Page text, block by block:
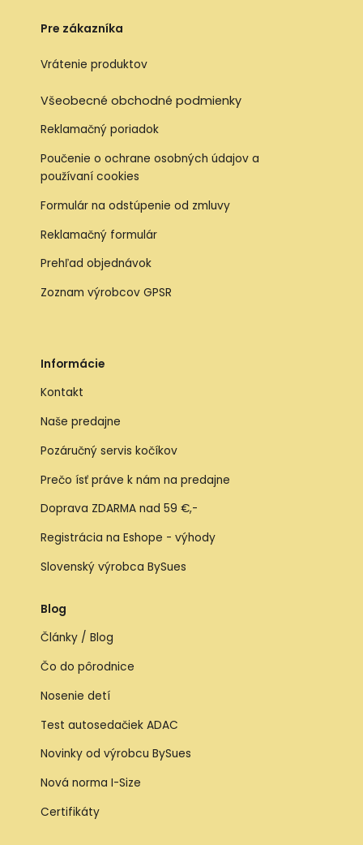
Pre zákazníka
Vrátenie produktov
Všeobecné obchodné podmienky
Reklamačný poriadok
Poučenie o ochrane osobných údajov a
používaní cookies
Formulár na odstúpenie od zmluvy
Reklamačný formulár
Prehľad objednávok
Zoznam výrobcov GPSR
Informácie
Kontakt
Naše predajne
Pozáručný servis kočíkov
Prečo ísť práve k nám na predajne
Doprava ZDARMA nad 59 €,-
Registrácia na Eshope - výhody
Slovenský výrobca BySues
Blog
Články / Blog
Čo do pôrodnice
Nosenie detí
Test autosedačiek ADAC
Novinky od výrobcu BySues
Nová norma I-Size
Certifikáty